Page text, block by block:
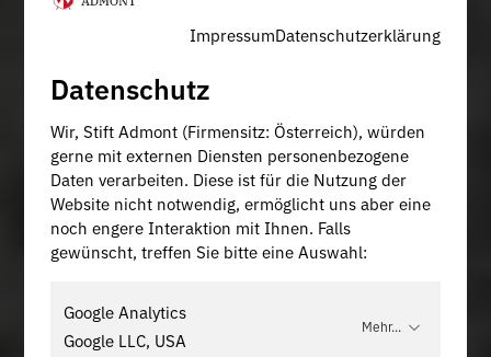
ImpressumDatenschutzerklärung
Datenschutz
Wir, Stift Admont (Firmensitz: Österreich), würden
gerne mit externen Diensten personenbezogene
Daten verarbeiten. Diese ist für die Nutzung der
Website nicht notwendig, ermöglicht uns aber eine
noch engere Interaktion mit Ihnen. Falls
gewünscht, treffen Sie bitte eine Auswahl:
Google Analytics
Google LLC, USA
Mehr...